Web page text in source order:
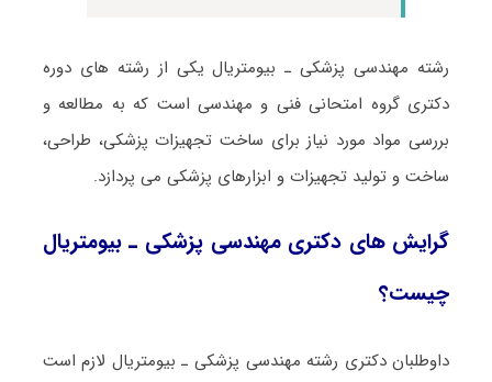
رشته ﻣﻬﻨﺪسی پزشکی ـ بیومتریال یکی از رشته های دوره
دکتری گروه امتحانی فنی و مهندسی است که به مطالعه و
بررسی مواد مورد نیاز برای ساخت تجهیزات پزشکی، طراحی،
ساخت و تولید تجهیزات و ابزارهای پزشکی می پردازد.
گرایش های دکتری ﻣﻬﻨﺪسی پزشکی ـ بیومتریال
چیست؟
داوطلبان دکتری رشته ﻣﻬﻨﺪسی پزشکی ـ بیومتریال لازم است